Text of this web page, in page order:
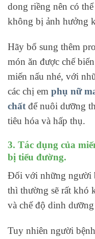
dong riềng nên có
không bị ảnh hưởng
Hãy bổ sung thêm
món ăn được chế
miến nấu nhé, với
các chị em phụ nữ
chất để nuôi dưỡng
tiêu hóa và hấp thụ.
3. Tác dụng của
bị tiểu đường.
Đối với những người
thì thường sẽ rất khó
và chế độ dinh
Tuy nhiên người